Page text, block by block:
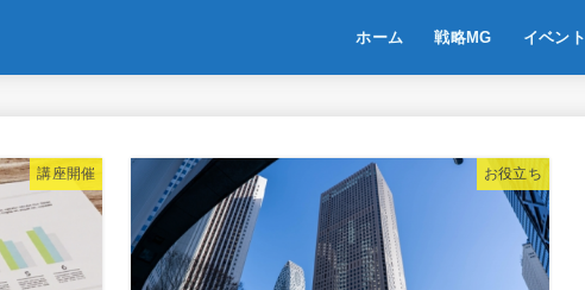
ホーム 戦略MG イベント
講座開催 お役立ち